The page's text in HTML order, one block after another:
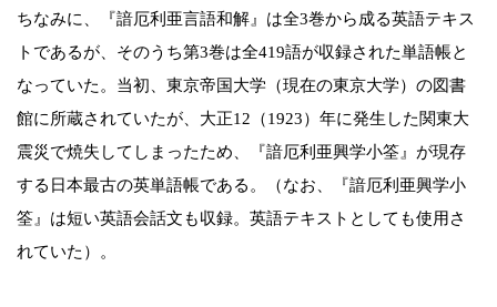
ちなみに、『諳厄利亜言語和解』は全3巻から成る英語テキス
トであるが、そのうち第3巻は全419語が収録された単語帳と
なっていた。当初、東京帝国大学（現在の東京大学）の図書
館に所蔵されていたが、大正12（1923）年に発生した関東大
震災で焼失してしまったため、『諳厄利亜興学小筌』が現存
する日本最古の英単語帳である。（なお、『諳厄利亜興学小
筌』は短い英語会話文も収録。英語テキストとしても使用さ
れていた）。